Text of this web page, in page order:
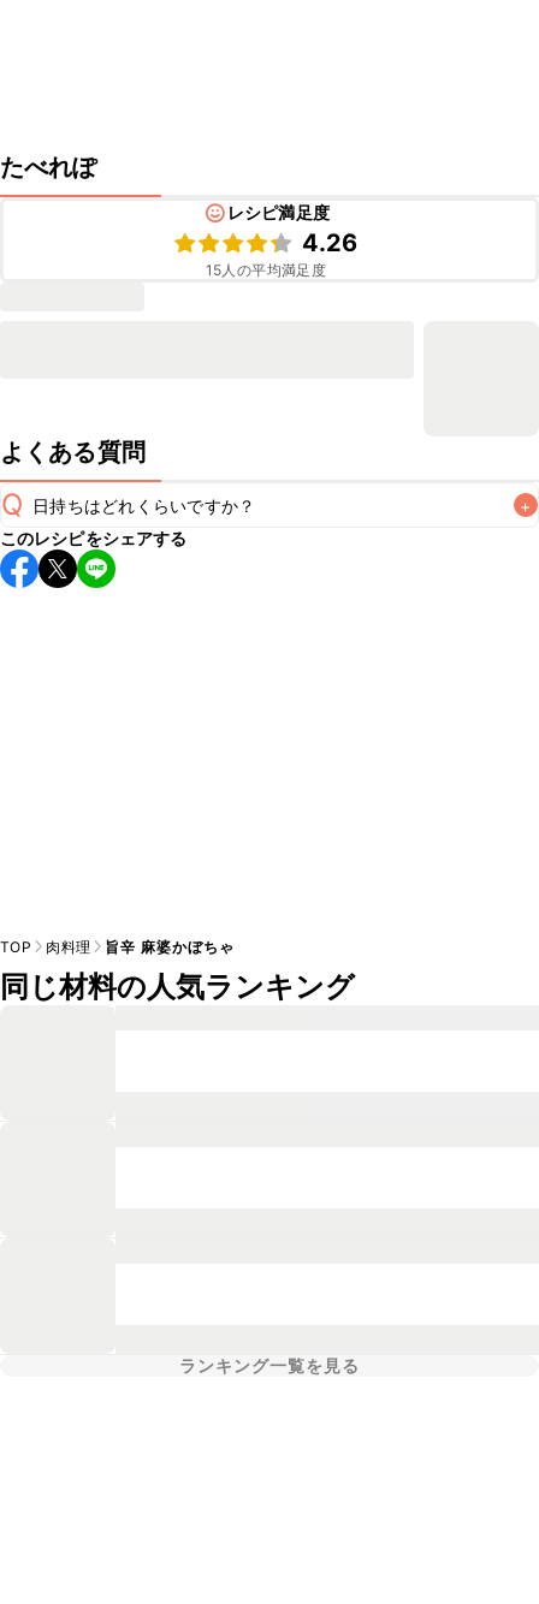
たべれぽ
レシピ満足度
4.26
15人の平均満足度
よくある質問
Q 日持ちはどれくらいですか？ +
保存期間は冷蔵で翌日中が目安です。なるべくお早めにお召
し上がりください。
このレシピをシェアする
TOP 肉料理 旨辛 麻婆かぼちゃ
同じ材料の人気ランキング
ランキング一覧を見る